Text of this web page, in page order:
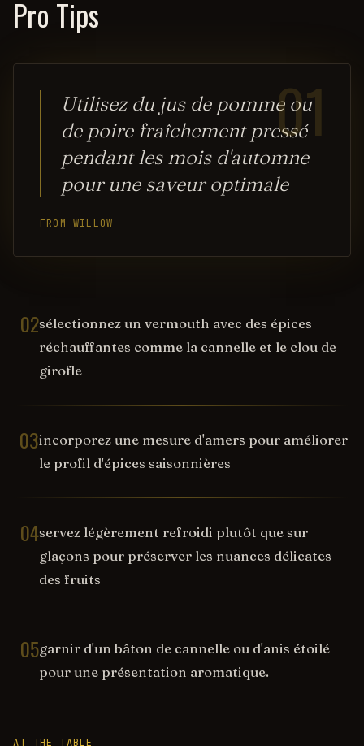
Pro Tips
01
Utilisez du jus de pomme ou
de poire fraîchement pressé
pendant les mois d'automne
pour une saveur optimale
FROM WILLOW
02sélectionnez un vermouth avec des épices
réchauffantes comme la cannelle et le clou de
girofle
03incorporez une mesure d'amers pour améliorer
le profil d'épices saisonnières
04servez légèrement refroidi plutôt que sur
glaçons pour préserver les nuances délicates
des fruits
05garnir d'un bâton de cannelle ou d'anis étoilé
pour une présentation aromatique.
AT THE TABLE